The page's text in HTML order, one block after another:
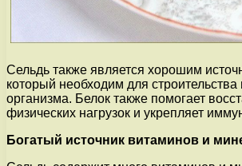
Сельдь также является хорошим
который необходим для строительства
организма. Белок также помогает
физических нагрузок и укрепляет
Богатый источник витаминов и